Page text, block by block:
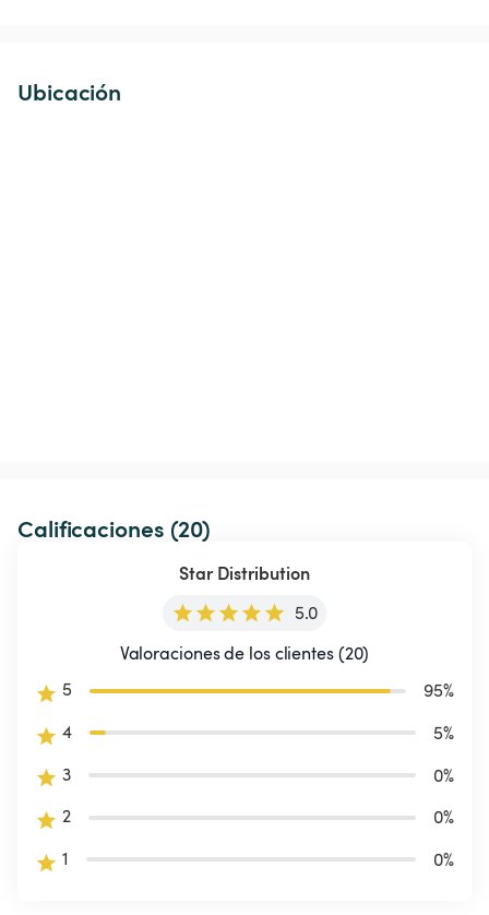
Ubicación
Calificaciones (20)
Star Distribution
5.0
Valoraciones de los clientes (20)
5
95%
4
5%
3
0%
2
0%
1
0%